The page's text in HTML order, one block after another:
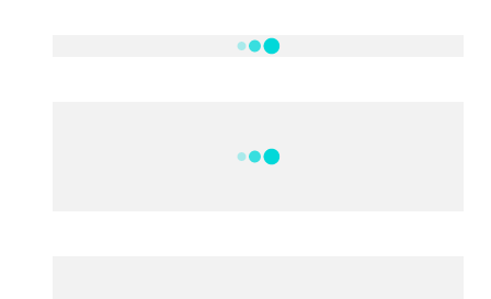
FILMES E SÉRIES